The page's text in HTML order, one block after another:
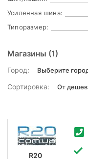
Усиленная шина:
Типоразмер:
Магазины (1)
Город:
Сортировка:
R20